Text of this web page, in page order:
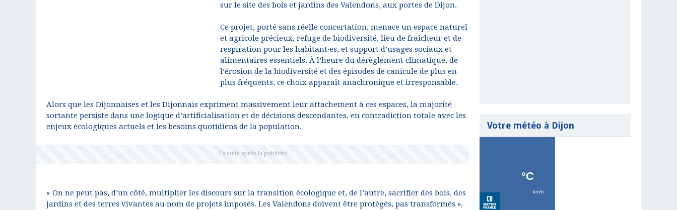
sur le site des bois et jardins des Valendons, aux portes de Dijon.
Ce projet, porté sans réelle concertation, menace un espace naturel
et agricole précieux, refuge de biodiversité, lieu de fraîcheur et de
respiration pour les habitant·es, et support d’usages sociaux et
alimentaires essentiels. À l’heure du dérèglement climatique, de
l’érosion de la biodiversité et des épisodes de canicule de plus en
plus fréquents, ce choix apparaît anachronique et irresponsable.
Alors que les Dijonnaises et les Dijonnais expriment massivement leur attachement à ces espaces, la majorité
sortante persiste dans une logique d’artificialisation et de décisions descendantes, en contradiction totale avec les
enjeux écologiques actuels et les besoins quotidiens de la population.
« On ne peut pas, d’un côté, multiplier les discours sur la transition écologique et, de l’autre, sacrifier des bois, des
jardins et des terres vivantes au nom de projets imposés. Les Valendons doivent être protégés, pas transformés »,
Votre météo à Dijon